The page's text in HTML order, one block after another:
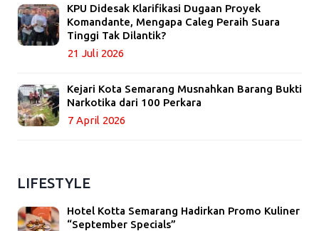
KPU Didesak Klarifikasi Dugaan Proyek
Komandante, Mengapa Caleg Peraih Suara
Tinggi Tak Dilantik?
21 Juli 2026
Kejari Kota Semarang Musnahkan Barang Bukti
Narkotika dari 100 Perkara
7 April 2026
LIFESTYLE
Hotel Kotta Semarang Hadirkan Promo Kuliner
“September Specials”